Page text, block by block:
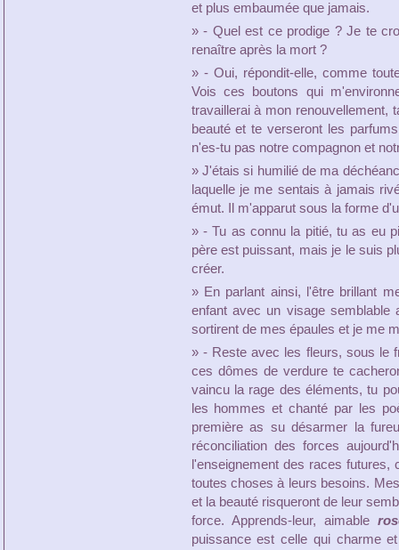
et plus embaumée que jamais.
» - Quel est ce prodige ? Je te
renaître après la mort ?
» - Oui, répondit-elle, comme
Vois ces boutons qui
travaillerai à mon renouvellement,
beauté et te verseront les
n'es-tu pas notre compagnon et
» J'étais si humilié de ma
laquelle je me sentais à jamais
émut. Il m'apparut sous la forme
» - Tu as connu la pitié, tu as eu
père est puissant, mais je le suis
créer.
» En parlant ainsi, l'être brillant
enfant avec un visage
sortirent de mes épaules et je me
» - Reste avec les fleurs, sous le
ces dômes de verdure te
vaincu la rage des éléments, tu
les hommes et chanté par les
première as su désarmer la
réconciliation des forces
l'enseignement des races
toutes choses à leurs besoins.
et la beauté risqueront de leur
force. Apprends-leur, aimable
puissance est celle qui charme